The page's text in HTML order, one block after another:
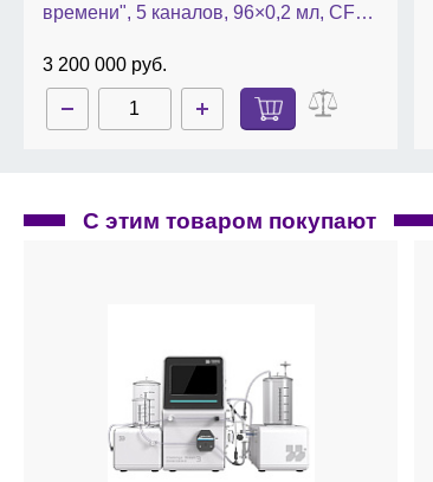
времени", 5 каналов, 96×0,2 мл, CFX
3 200 000 руб.
С этим товаром покупают